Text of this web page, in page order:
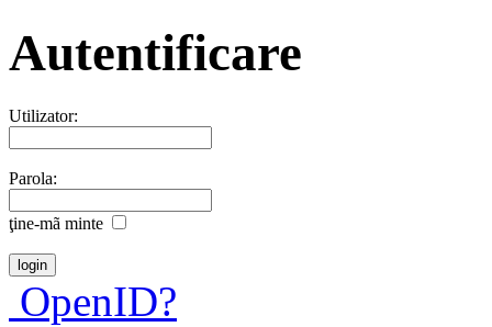
Autentificare
Utilizator:
Parola:
ţine-mã minte
OpenID?